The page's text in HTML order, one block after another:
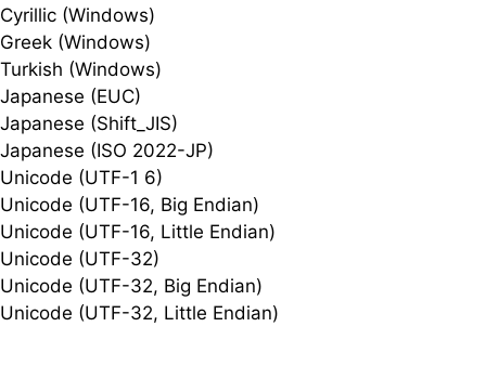
Cyrillic (Windows)
Greek (Windows)
Turkish (Windows)
Japanese (EUC)
Japanese (Shift_JIS)
Japanese (ISO 2022-JP)
Unicode (UTF-1 6)
Unicode (UTF-16, Big Endian)
Unicode (UTF-16, Little Endian)
Unicode (UTF-32)
Unicode (UTF-32, Big Endian)
Unicode (UTF-32, Little Endian)